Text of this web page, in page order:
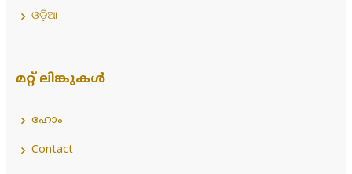
ଓଡ଼ିଆ
മറ്റ് ലിങ്കുകൾ
ഹോം
Contact